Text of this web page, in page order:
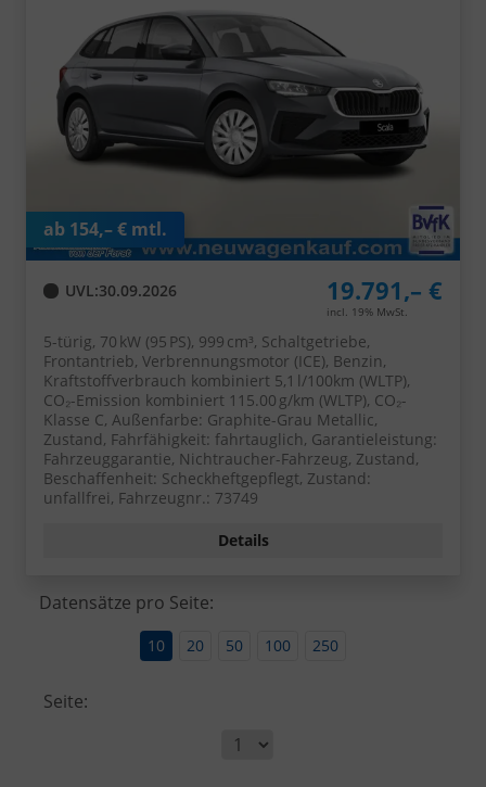
UVL:30.09.2026 19.791,– €
incl. 19% MwSt.
ab 154,– € mtl.
5-türig, 70 kW (95 PS), 999 cm³, Schaltgetriebe,
Frontantrieb, Verbrennungsmotor (ICE), Benzin,
Kraftstoffverbrauch kombiniert 5,1 l/100km (WLTP),
CO₂-Emission kombiniert 115.00 g/km (WLTP), CO₂-
Klasse C, Außenfarbe: Graphite-Grau Metallic,
Zustand, Fahrfähigkeit: fahrtauglich, Garantieleistung:
Fahrzeuggarantie, Nichtraucher-Fahrzeug, Zustand,
Beschaffenheit: Scheckheftgepflegt, Zustand:
unfallfrei, Fahrzeugnr.: 73749
Details
Datensätze pro Seite:
10 20 50 100 250
Seite: